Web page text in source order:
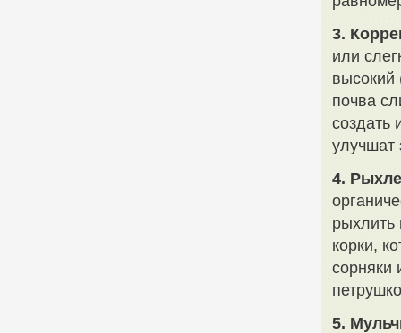
3.
или
высокий
почва
создать
улучшат
4.
рыхлить
корки,
сорняки
5.